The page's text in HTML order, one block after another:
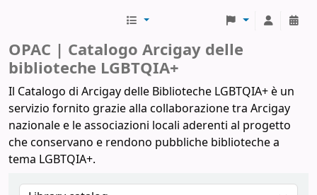
OPAC | Catalogo Arcigay delle
biblioteche LGBTQIA+
Il Catalogo di Arcigay delle Biblioteche LGBTQIA+ è un
servizio fornito grazie alla collaborazione tra Arcigay
nazionale e le associazioni locali aderenti al progetto
che conservano e rendono pubbliche biblioteche a
tema LGBTQIA+.